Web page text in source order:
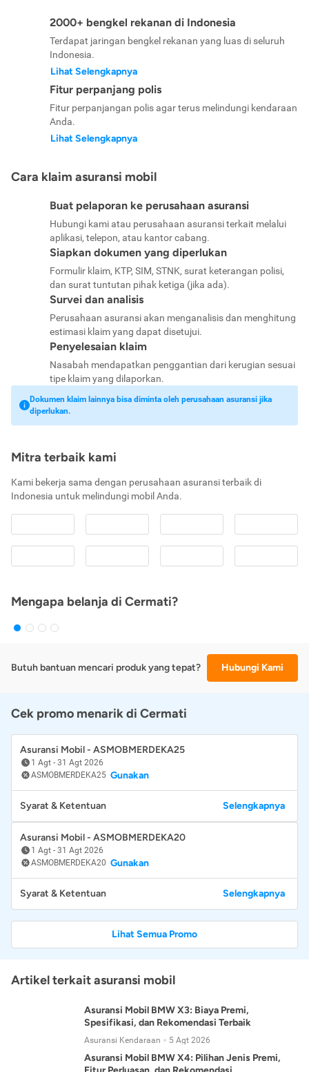
2000+ bengkel rekanan di Indonesia
Terdapat jaringan bengkel rekanan yang luas di seluruh
Indonesia.
Lihat Selengkapnya
Fitur perpanjang polis
Fitur perpanjangan polis agar terus melindungi kendaraan
Anda.
Lihat Selengkapnya
Cara klaim asuransi mobil
Buat pelaporan ke perusahaan asuransi
Hubungi kami atau perusahaan asuransi terkait melalui
aplikasi, telepon, atau kantor cabang.
Siapkan dokumen yang diperlukan
Formulir klaim, KTP, SIM, STNK, surat keterangan polisi,
dan surat tuntutan pihak ketiga (jika ada).
Survei dan analisis
Perusahaan asuransi akan menganalisis dan menghitung
estimasi klaim yang dapat disetujui.
Penyelesaian klaim
Nasabah mendapatkan penggantian dari kerugian sesuai
tipe klaim yang dilaporkan.
Dokumen klaim lainnya bisa diminta oleh perusahaan asuransi jika
diperlukan.
Mitra terbaik kami
Kami bekerja sama dengan perusahaan asuransi terbaik di
Indonesia untuk melindungi mobil Anda.
Mengapa belanja di Cermati?
Butuh bantuan mencari produk yang tepat? Hubungi Kami
Cek promo menarik di Cermati
Asuransi Mobil - ASMOBMERDEKA25
1 Agt - 31 Agt 2026
ASMOBMERDEKA25 Gunakan
Syarat & Ketentuan Selengkapnya
Asuransi Mobil - ASMOBMERDEKA20
1 Agt - 31 Agt 2026
ASMOBMERDEKA20 Gunakan
Syarat & Ketentuan Selengkapnya
Lihat Semua Promo
Artikel terkait asuransi mobil
Asuransi Mobil BMW X3: Biaya Premi,
Spesifikasi, dan Rekomendasi Terbaik
Asuransi Kendaraan 5 Agt 2026
Asuransi Mobil BMW X4: Pilihan Jenis Premi,